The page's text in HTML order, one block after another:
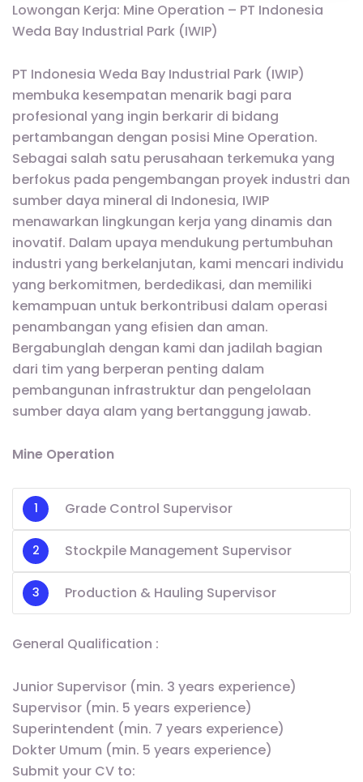
Lowongan Kerja: Mine Operation – PT Indonesia
Weda Bay Industrial Park (IWIP)
PT Indonesia Weda Bay Industrial Park (IWIP)
membuka kesempatan menarik bagi para
profesional yang ingin berkarir di bidang
pertambangan dengan posisi Mine Operation.
Sebagai salah satu perusahaan terkemuka yang
berfokus pada pengembangan proyek industri dan
sumber daya mineral di Indonesia, IWIP
menawarkan lingkungan kerja yang dinamis dan
inovatif. Dalam upaya mendukung pertumbuhan
industri yang berkelanjutan, kami mencari individu
yang berkomitmen, berdedikasi, dan memiliki
kemampuan untuk berkontribusi dalam operasi
penambangan yang efisien dan aman.
Bergabunglah dengan kami dan jadilah bagian
dari tim yang berperan penting dalam
pembangunan infrastruktur dan pengelolaan
sumber daya alam yang bertanggung jawab.
Mine Operation
Grade Control Supervisor
Stockpile Management Supervisor
Production & Hauling Supervisor
General Qualification :
Junior Supervisor (min. 3 years experience)
Supervisor (min. 5 years experience)
Superintendent (min. 7 years experience)
Dokter Umum (min. 5 years experience)
Submit your CV to: